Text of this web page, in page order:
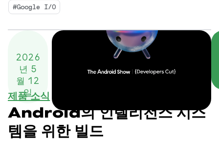
발자를 위한 17가지 주요 발표가 진행됩니다.
#Google I/O
2026
년 5
월 12
일
제품 소식
Android의 인텔리전스 시스
템을 위한 빌드